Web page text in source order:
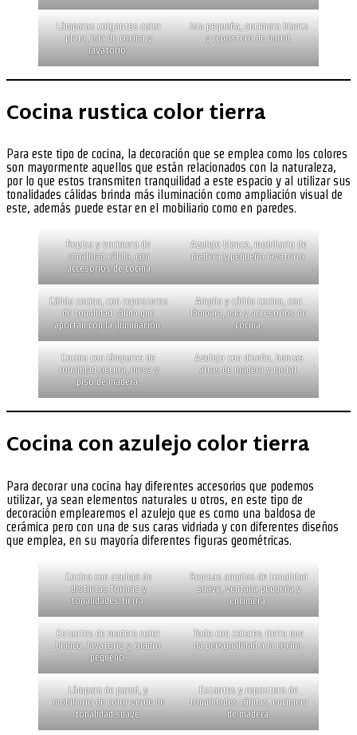
Lámparas colgantes color
plata, isla de cocina y
lavatorio.
Isla pequeña, encimera blanca
y repostero de pared.
Cocina rustica color tierra
Para este tipo de cocina, la decoración que se emplea como los colores
son mayormente aquellos que están relacionados con la naturaleza,
por lo que estos transmiten tranquilidad a este espacio y al utilizar sus
tonalidades cálidas brinda más iluminación como ampliación visual de
este, además puede estar en el mobiliario como en paredes.
Repisa y encimera de
tonalidad cálida, con
accesorios de cocina
Azulejo blanco, mobiliario de
madera y pequeño lavatorio.
Cálida cocina, con reposteros
de tonalidad cálida que
aportan con la iluminación.
Amplia y cálida cocina, con
lámpara, isla y accesorios de
cocina.
Cocina con lámparas de
tonalidad oscura, mesa y
piso de madera.
Azulejo con diseño, bancas
altas de madera y metal.
Cocina con azulejo color tierra
Para decorar una cocina hay diferentes accesorios que podemos
utilizar, ya sean elementos naturales u otros, en este tipo de
decoración emplearemos el azulejo que es como una baldosa de
cerámica pero con una de sus caras vidriada y con diferentes diseños
que emplea, en su mayoría diferentes figuras geométricas.
Cocina con azulejo de
distintas formas y
tonalidades tierra.
Repisas amplias de tonalidad
suave, ventana pequeña y
encimera.
Estantes de madera color
blanco, lavatorio y cuadro
pequeño.
Todo con colores tierra que
da personalidad a la cocina.
Lámpara de pared, y
mobiliario de color verde de
tonalidad suave.
Estantes y repostero de
tonalidades cálidas, encimera
de madera.